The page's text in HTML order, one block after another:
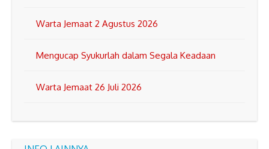
Warta Jemaat 2 Agustus 2026
Mengucap Syukurlah dalam Segala Keadaan
Warta Jemaat 26 Juli 2026